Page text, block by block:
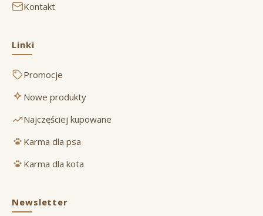
Kontakt
Linki
Promocje
Nowe produkty
Najczęściej kupowane
Karma dla psa
Karma dla kota
Newsletter